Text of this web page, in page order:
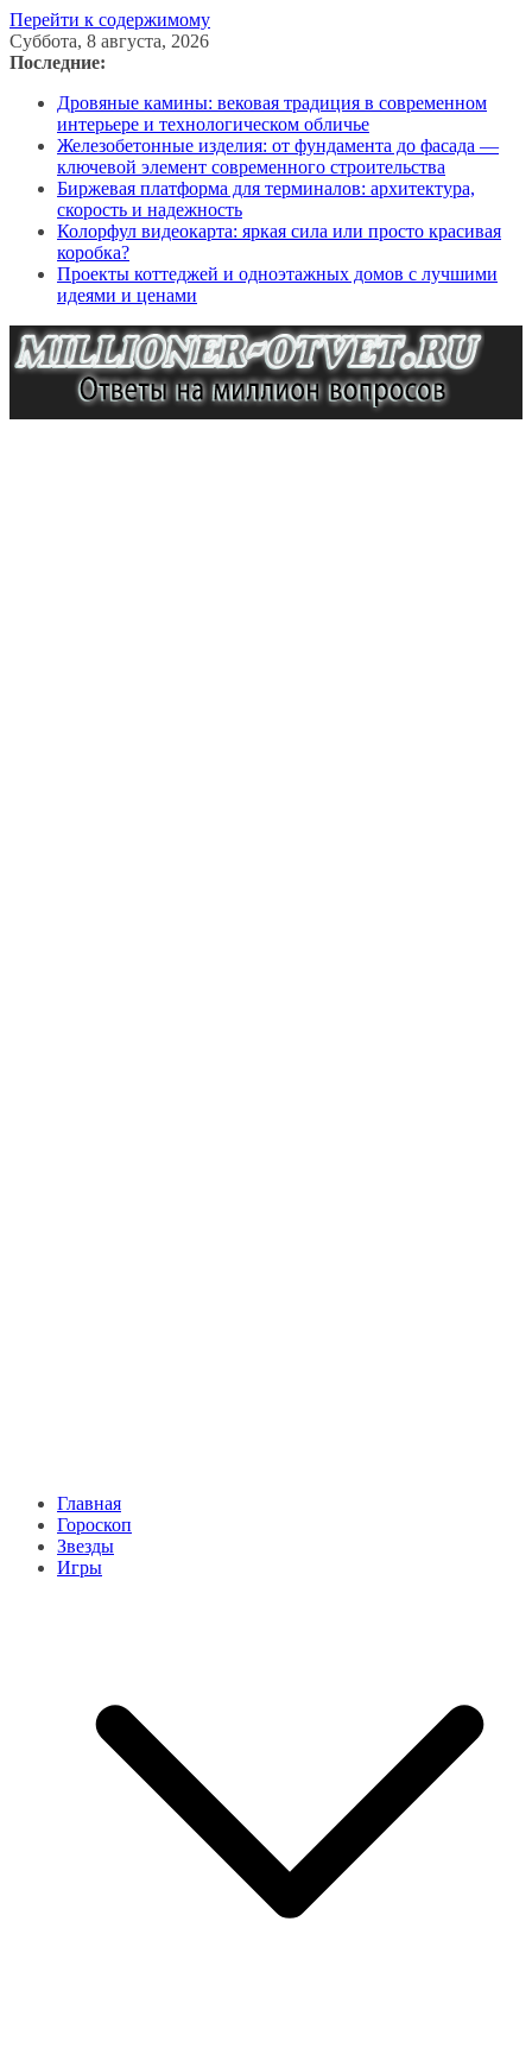
Перейти к содержимому
Суббота, 8 августа, 2026
Последние:
Дровяные камины: вековая традиция в современном
интерьере и технологическом обличье
Железобетонные изделия: от фундамента до фасада —
ключевой элемент современного строительства
Биржевая платформа для терминалов: архитектура,
скорость и надежность
Колорфул видеокарта: яркая сила или просто красивая
коробка?
Проекты коттеджей и одноэтажных домов с лучшими
идеями и ценами
Главная
Гороскоп
Звезды
Игры